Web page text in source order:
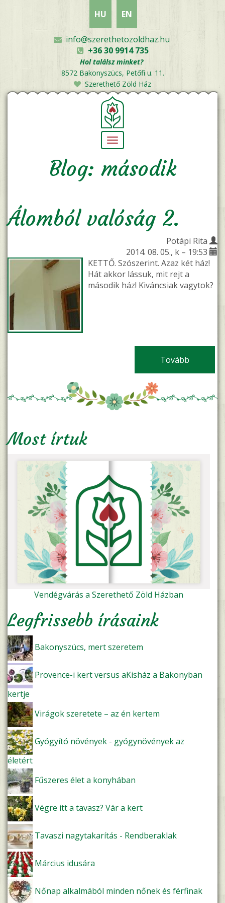
HU EN
info@szerethetozoldhaz.hu
+36 30 9914 735
Hol találsz minket?
8572 Bakonyszücs, Petőfi u. 11.
Szerethető Zöld Ház
Navigáció
átkapcsolása
Blog: második
Álomból valóság 2.
Potápi Rita
2014. 08. 05., k – 19:53
KETTŐ. Szószerint. Azaz két ház!
Hát akkor lássuk, mit rejt a
második ház! Kiváncsiak vagytok?
Tovább
Most írtuk
Vendégvárás a Szerethető Zöld Házban
Legfrissebb írásaink
Bakonyszücs, mert szeretem
Provence-i kert versus aKisház a Bakonyban
kertje
Virágok szeretete – az én kertem
Gyógyító növények - gyógynövények az
életért
Fűszeres élet a konyhában
Végre itt a tavasz? Vár a kert
Tavaszi nagytakarítás - Rendberaklak
Március idusára
Nőnap alkalmából minden nőnek és férfinak